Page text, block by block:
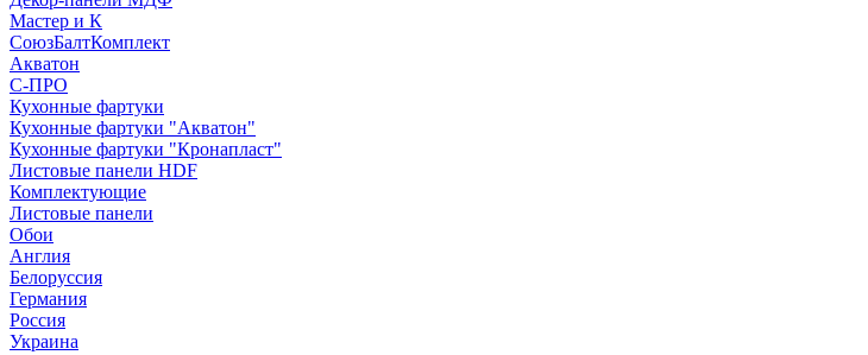
Мастер и К
СоюзБалтКомплект
Акватон
С-ПРО
Кухонные фартуки
Кухонные фартуки "Акватон"
Кухонные фартуки "Кронапласт"
Листовые панели HDF
Комплектующие
Листовые панели
Обои
Англия
Белоруссия
Германия
Россия
Украина